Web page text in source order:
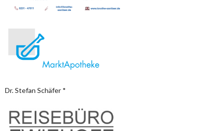
Dr. Stefan Schäfer *